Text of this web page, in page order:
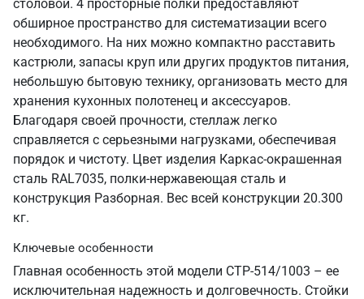
столовой. 4 просторные полки предоставляют
обширное пространство для систематизации всего
необходимого. На них можно компактно расставить
кастрюли, запасы круп или других продуктов питания,
небольшую бытовую технику, организовать место для
хранения кухонных полотенец и аксессуаров.
Благодаря своей прочности, стеллаж легко
справляется с серьезными нагрузками, обеспечивая
порядок и чистоту. Цвет изделия Каркас-окрашенная
сталь RAL7035, полки-нержавеющая сталь и
конструкция Разборная. Вес всей конструкции 20.300
кг.
Ключевые особенности
Главная особенность этой модели СТР-514/1003 – ее
исключительная надежность и долговечность. Стойки